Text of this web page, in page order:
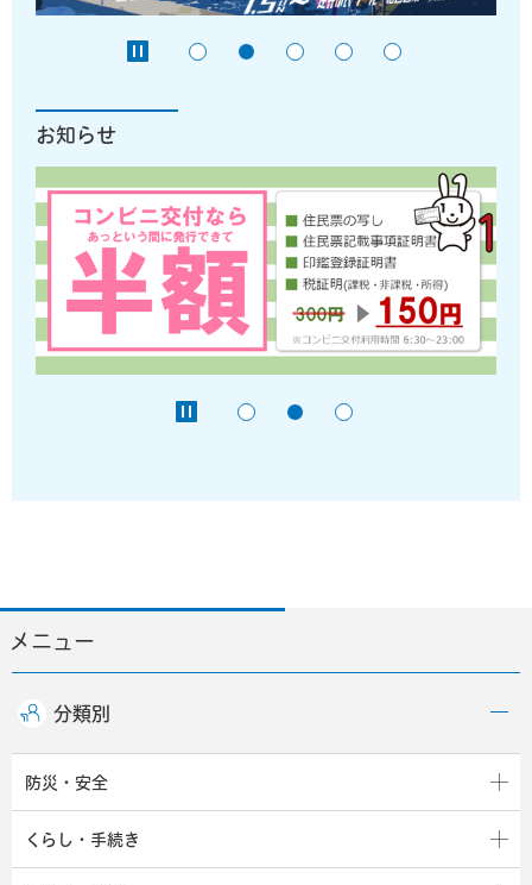
お知らせ
メニュー
分類別
防災・安全
くらし・手続き